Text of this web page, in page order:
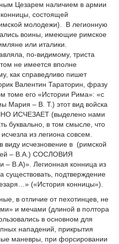
Цезарем наличием в армии
состоящей
молодежи). В легионную
воины, имеющие римское
или италики.
по-видимому, триста
не имеется вполне
как справедливо пишет
Валентин Тараторин, фразу
томе его «Истории Рима»: «с
Мария – В. Т.) этот вид войска
ИСЧЕЗАЕТ (выделено нами
буквально, в том смысле, что
из легиона совсем.
виду исчезновение в (римской
– В.А.) СОСЛОВИЯ
В.А)». Легионная конница из
существовать, подтверждение
(«История конницы»).
в отличие от пехотинцев, не
и мечами (длиной в полтора
в основном для
нападений, прикрытия
маневры, при форсировании